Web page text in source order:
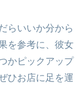
らいいか分から
を参考に、彼女
かピックアップ
ひお店に足を運